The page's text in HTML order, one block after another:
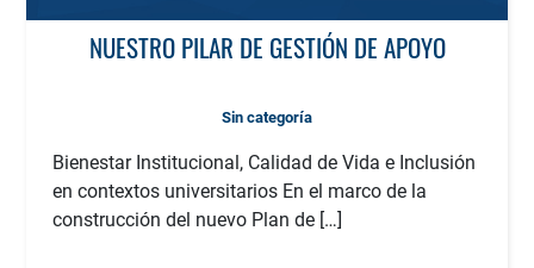
NUESTRO PILAR DE GESTIÓN DE APOYO
Sin categoría
Bienestar Institucional, Calidad de Vida e Inclusión
en contextos universitarios En el marco de la
construcción del nuevo Plan de […]